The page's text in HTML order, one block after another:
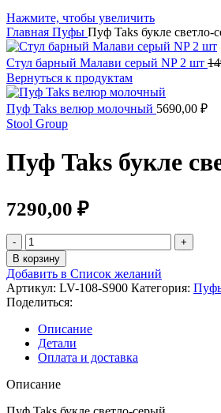
Нажмите, чтобы увеличить
Главная Пуфы Пуф Taks букле светло-
Стул барный Малави серый NP 2 шт
Вернуться к продуктам
Пуф Taks велюр молочный 5690,00 ₽
Stool Group
Пуф Taks букле
7290,00 ₽
Количество
товара
Пуф
Taks
букле
светло-
серый
В корзину
Добавить в Список желаний
Артикул: LV-108-S900 Категория:
Поделиться:
Описание
Детали
Оплата и доставка
Описание